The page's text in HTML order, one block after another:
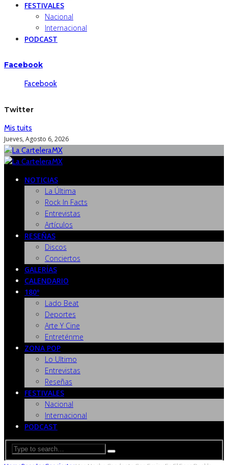
FESTIVALES
Nacional
Internacional
PODCAST
Facebook
Facebook
Twitter
Mis tuits
Jueves, Agosto 6, 2026
NOTICIAS
La Última
Rock In Facts
Entrevistas
Artículos
RESEÑAS
Discos
Conciertos
GALERÍAS
CALENDARIO
180º
Lado Beat
Deportes
Arte Y Cine
Entreténme
ZONA POP
Lo Ultimo
Entrevistas
Reseñas
FESTIVALES
Nacional
Internacional
PODCAST